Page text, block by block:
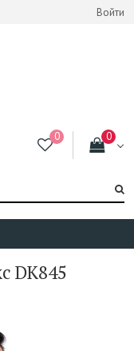
Войти
DK845